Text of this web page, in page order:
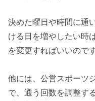
決めた曜日や時間に通
ける日を増やしたい時
を変更すればいいのです
他には、公営スポーツ
で、通う回数を調整す